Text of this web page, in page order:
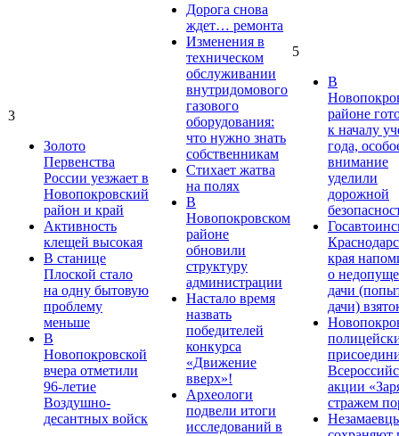
3
Золото
Первенства
России уезжает в
Новопокровский
район и край
Активность
клещей высокая
В станице
Плоской стало
на одну бытовую
проблему
меньше
В
Новопокровской
вчера отметили
96-летие
Воздушно-
десантных войск
Дорога снова
ждет… ремонта
Изменения в
техническом
обслуживании
внутридомового
газового
оборудования:
что нужно знать
собственникам
Стихает жатва
на полях
В
Новопокровском
районе
обновили
структуру
администрации
Настало время
назвать
победителей
конкурса
«Движение
вверх»!
Археологи
подвели итоги
исследований в
5
В
районе
к началу
года,
внимание
уделили
дорожной
края
о
дачи
дачи)
акции
стражем